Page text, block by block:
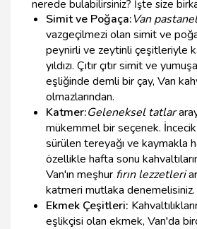
nerede bulabilirsiniz? İşte size
Simit ve Poğaça:Van
vazgeçilmezi olan simit ve
peynirli ve zeytinli çeşitleriyle
yıldızı. Çıtır çıtır simit ve
eşliğinde demli bir çay, Van
olmazlarından.
Katmer:Geleneksel tatlar
mükemmel bir seçenek. İncecik
sürülen tereyağı ve kaymakla
özellikle hafta sonu
Van'ın meşhur fırın lezzetleri
katmeri mutlaka denemelisiniz.
Ekmek Çeşitleri:
eşlikçisi olan ekmek, Van'da